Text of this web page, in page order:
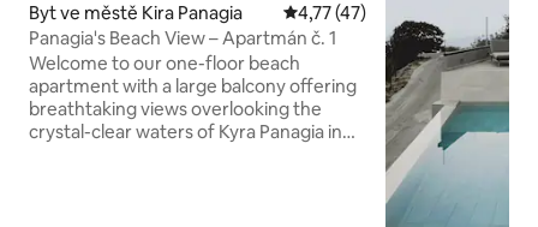
Byt ve městě Kira Panagia Průměrné hodnocení 4,77 z 5,
4,77 (47)
Panagia's Beach View – Apartmán č. 1
Welcome to our one-floor beach
apartment with a large balcony offering
breathtaking views overlooking the
crystal-clear waters of Kyra Panagia in